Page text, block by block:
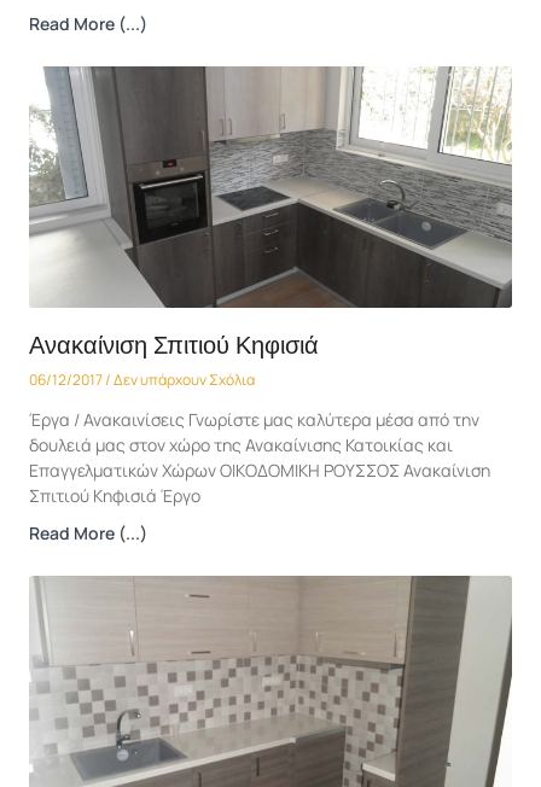
Read More (...)
Ανακαίνιση Σπιτιού Κηφισιά
06/12/2017 Δεν υπάρχουν Σχόλια
Έργα / Ανακαινίσεις Γνωρίστε μας καλύτερα μέσα από την
δουλειά μας στον χώρο της Ανακαίνισης Κατοικίας και
Επαγγελματικών Χώρων ΟΙΚΟΔΟΜΙΚΗ ΡΟΥΣΣΟΣ Ανακαίνιση
Σπιτιού Κηφισιά Έργο
Read More (...)